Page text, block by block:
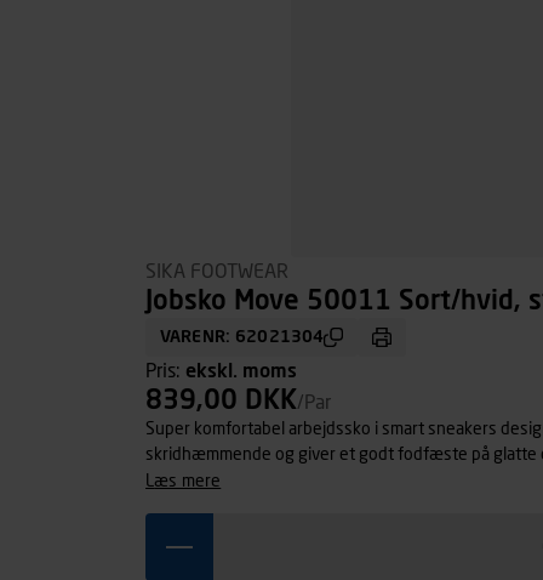
SIKA FOOTWEAR
Jobsko Move 50011 Sort/hvid,
VARENR: 62021304
Pris: ekskl. moms
839,00 DKK/Par
Super komfortabel arbejdssko i smart sneakers
skridhæmmende og giver et godt fodfæste på glatte
samtidig en unik komfort og stødabsorbering under
læs mere